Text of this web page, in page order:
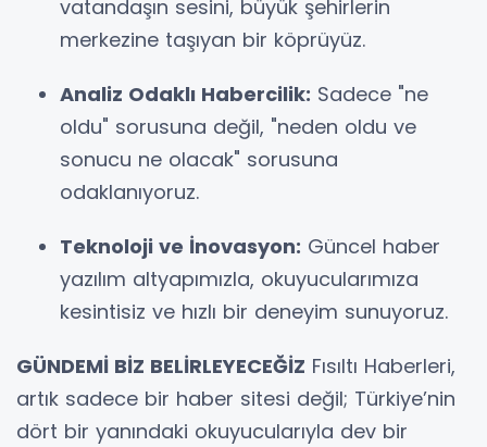
vatandaşın sesini, büyük şehirlerin
merkezine taşıyan bir köprüyüz.
Analiz Odaklı Habercilik: Sadece "ne
oldu" sorusuna değil, "neden oldu ve
sonucu ne olacak" sorusuna
odaklanıyoruz.
Teknoloji ve İnovasyon: Güncel haber
yazılım altyapımızla, okuyucularımıza
kesintisiz ve hızlı bir deneyim sunuyoruz.
GÜNDEMİ BİZ BELİRLEYECEĞİZ Fısıltı Haberleri,
artık sadece bir haber sitesi değil; Türkiye’nin
dört bir yanındaki okuyucularıyla dev bir